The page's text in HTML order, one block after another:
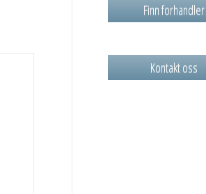
Finn forhandler
Kontakt oss